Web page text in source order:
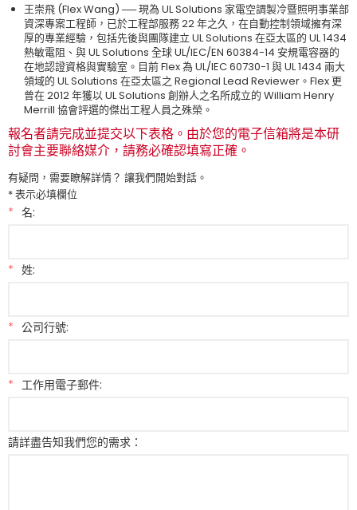
王崇飛 (Flex Wang) ── 現為 UL Solutions 家電空調製冷暨照明事業部
資深專案工程師，已於工程部服務 22 年之久，在自動控制領域擁有深
厚的專業經驗，包括先後與團隊建立 UL Solutions 在亞太區的 UL 1434
熱敏電阻、與 UL Solutions 全球 UL/IEC/EN 60384-14 安規電容器的
在地認證資格與實驗室。目前 Flex 為 UL/IEC 60730-1 與 UL 1434 兩大
領域的 UL Solutions 在亞太區之 Regional Lead Reviewer。Flex 更
曾在 2012 年獲以 UL Solutions 創辦人之名所成立的 William Henry
Merrill 協會評選的傑出工程人員之殊榮。
報名者請完成並提交以下表格。由於您的電子信箱將是本研
討會主要聯絡媒介，請務必確認填寫正確。
有疑問，需要瞭解詳情？ 讓我們開始對話。
* 表示必填欄位
* 名:
* 姓:
* 公司行號:
* 工作用電子郵件:
請詳盡告知我們您的需求：